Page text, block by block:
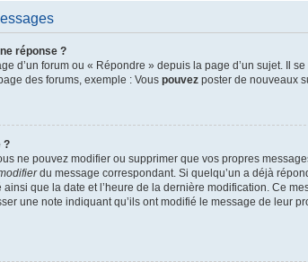
réponse ?
d’un forum ou « Répondre » depuis la page d’un sujet. Il
des forums, exemple : Vous pouvez poster de nouveaux
?
ne pouvez modifier ou supprimer que vos propres
du message correspondant. Si quelqu’un a déjà
que la date et l’heure de la dernière modification. Ce
une note indiquant qu’ils ont modifié le message de leur